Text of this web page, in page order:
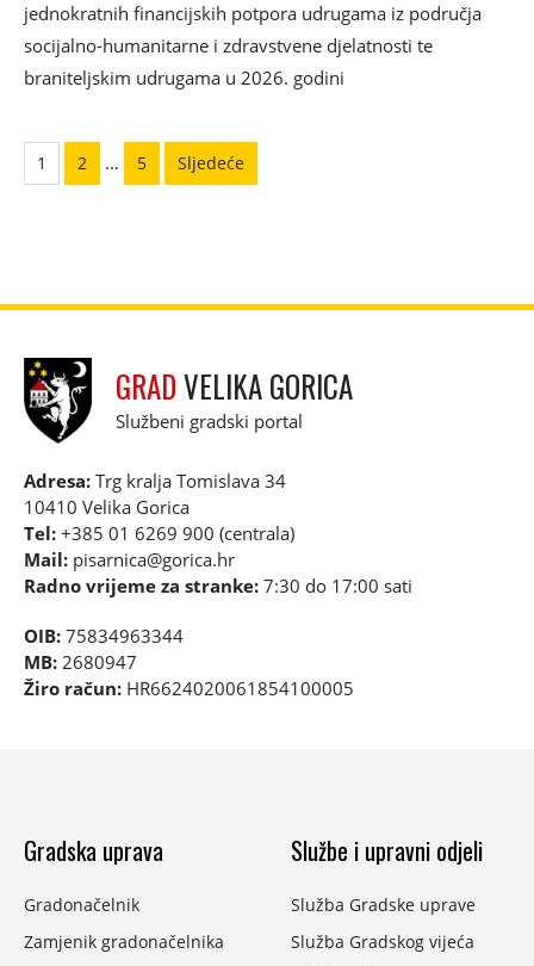
jednokratnih financijskih potpora udrugama iz područja
socijalno-humanitarne i zdravstvene djelatnosti te
braniteljskim udrugama u 2026. godini
Paginacija
1 2 … 5 Sljedeće
GRADVELIKA GORICA
Službeni gradski portal
Adresa: Trg kralja Tomislava 34
10410 Velika Gorica
Tel: +385 01 6269 900 (centrala)
Mail: pisarnica@gorica.hr
Radno vrijeme za stranke: 7:30 do 17:00 sati
OIB: 75834963344
MB: 2680947
Žiro račun: HR6624020061854100005
Gradska uprava
Gradonačelnik
Zamjenik gradonačelnika
Službe i upravni odjeli
Služba Gradske uprave
Služba Gradskog vijeća